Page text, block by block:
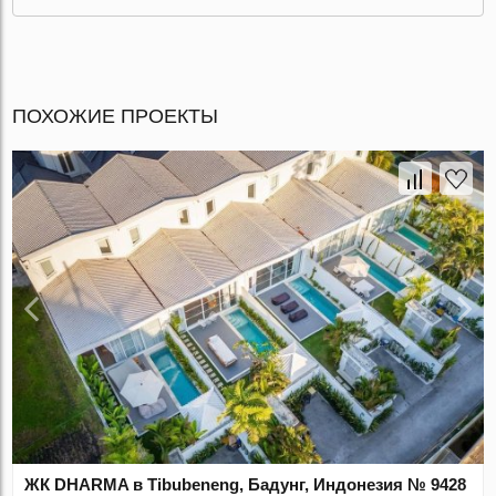
ПОХОЖИЕ ПРОЕКТЫ
ЖК DHARMA в Tibubeneng, Бадунг, Индонезия № 9428